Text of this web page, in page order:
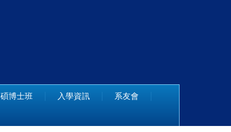
碩博士班 入學資訊 系友會